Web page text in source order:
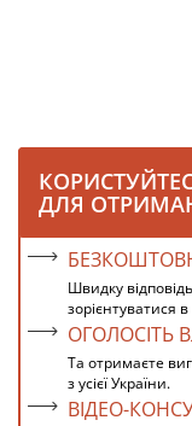
ДЛЯ
Швидку
зорієнтуватися
ОГОЛОСІТЬ
Та отримаєте
з усієї України.
ВІДЕО-